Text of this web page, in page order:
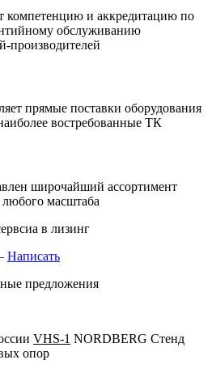
и аккредитацию по
обслуживанию
производителей
прямые поставки оборудования
востребованные ТК
широчайший ассортимент
любого масштаба
Написать
предложения
VHS-1 NORDBERG Стенд
опор